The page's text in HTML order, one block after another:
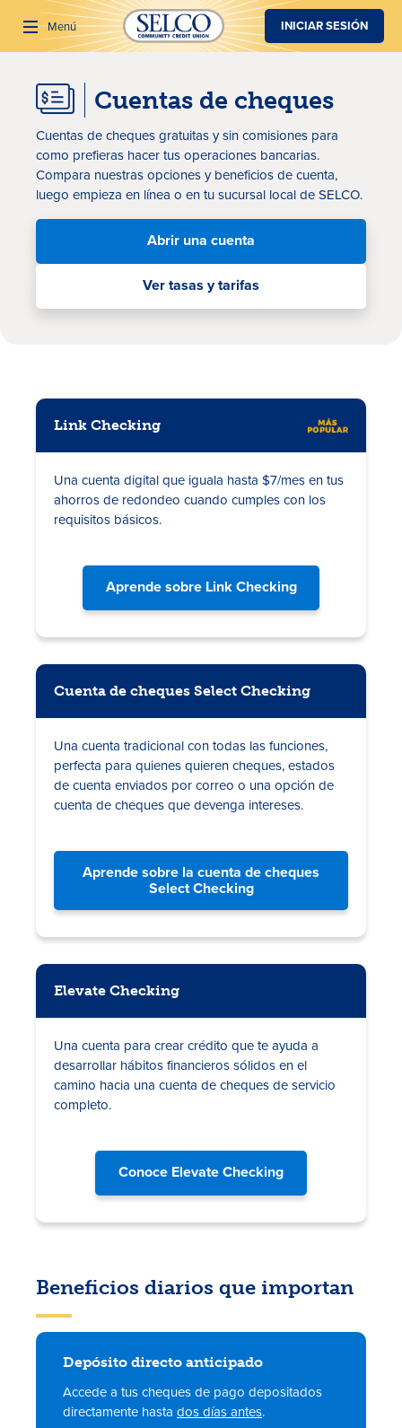
SALTAR AL CONTENIDO PRINCIPAL
Menú
Contáctanos
Hazte miembro
In English
INICIAR SESIÓN
Cuentas de cheques
Cuentas de cheques gratuitas y sin comisiones para
como prefieras hacer tus operaciones bancarias.
Compara nuestras opciones y beneficios de cuenta,
luego empieza en línea o en tu sucursal local de SELCO.
Abrir una cuenta
Ver tasas y tarifas
Link Checking
Una cuenta digital que iguala hasta $7/mes en tus
ahorros de redondeo cuando cumples con los
requisitos básicos.
Aprende sobre Link Checking
Cuenta de cheques Select Checking
Una cuenta tradicional con todas las funciones,
perfecta para quienes quieren cheques, estados
de cuenta enviados por correo o una opción de
cuenta de cheques que devenga intereses.
Aprende sobre la cuenta de cheques
Select Checking
Elevate Checking
Una cuenta para crear crédito que te ayuda a
desarrollar hábitos financieros sólidos en el
camino hacia una cuenta de cheques de servicio
completo.
Conoce Elevate Checking
Beneficios diarios que importan
Depósito directo anticipado
Accede a tuscheques de pago depositados
directamente hasta dos días antes.